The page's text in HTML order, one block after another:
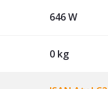
646 W
0 kg